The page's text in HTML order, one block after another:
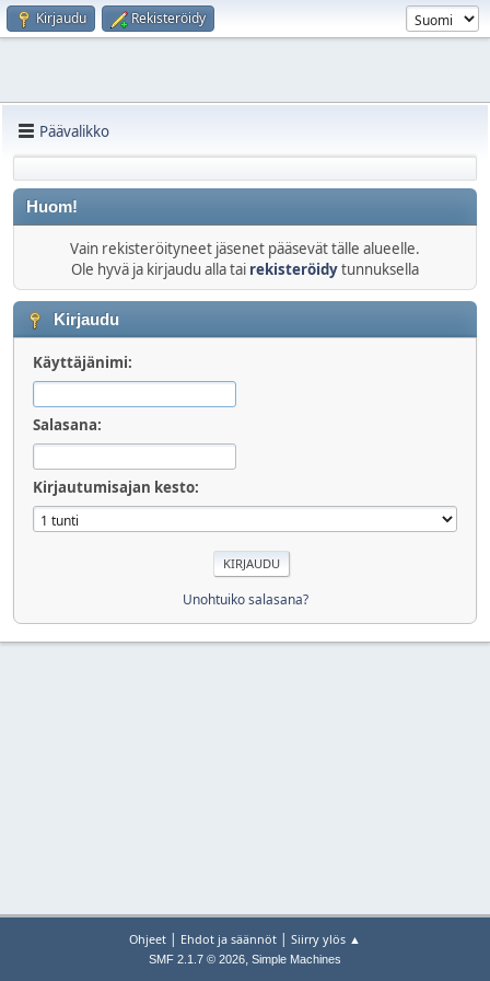
Kirjaudu Rekisteröidy
Päävalikko
Huom!
Vain rekisteröityneet jäsenet pääsevät tälle alueelle.
Ole hyvä ja kirjaudu alla tai rekisteröidytunnuksella
Kirjaudu
Käyttäjänimi:
Salasana:
Kirjautumisajan kesto:
Unohtuiko salasana?
Ohjeet | Ehdot ja säännöt | Siirry ylös ▲
SMF 2.1.7 © 2026, Simple Machines